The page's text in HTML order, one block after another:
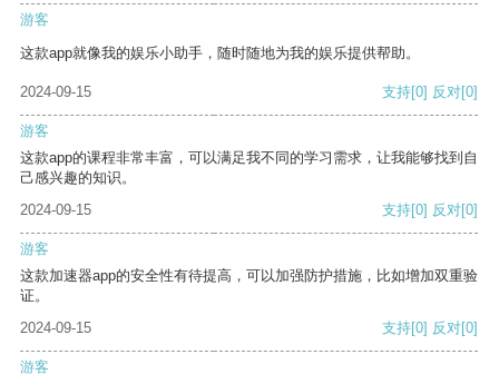
游客
这款app就像我的娱乐小助手，随时随地为我的娱乐提供帮助。
2024-09-15 支持[0] 反对[0]
游客
这款app的课程非常丰富，可以满足我不同的学习需求，让我能够找到自
己感兴趣的知识。
2024-09-15
支持[0] 反对[0]
游客
这款加速器app的安全性有待提高，可以加强防护措施，比如增加双重验
证。
2024-09-15
支持[0] 反对[0]
游客